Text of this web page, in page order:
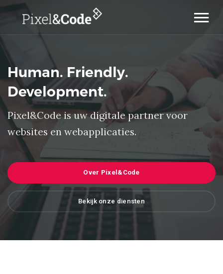
Diensten
Werkwijze
Over ons
Contact
Human. Friendly.
Development.
Pixel&Code is uw digitale partner voor
websites en webapplicaties.
Over Pixel&Code
Bekijk onze diensten